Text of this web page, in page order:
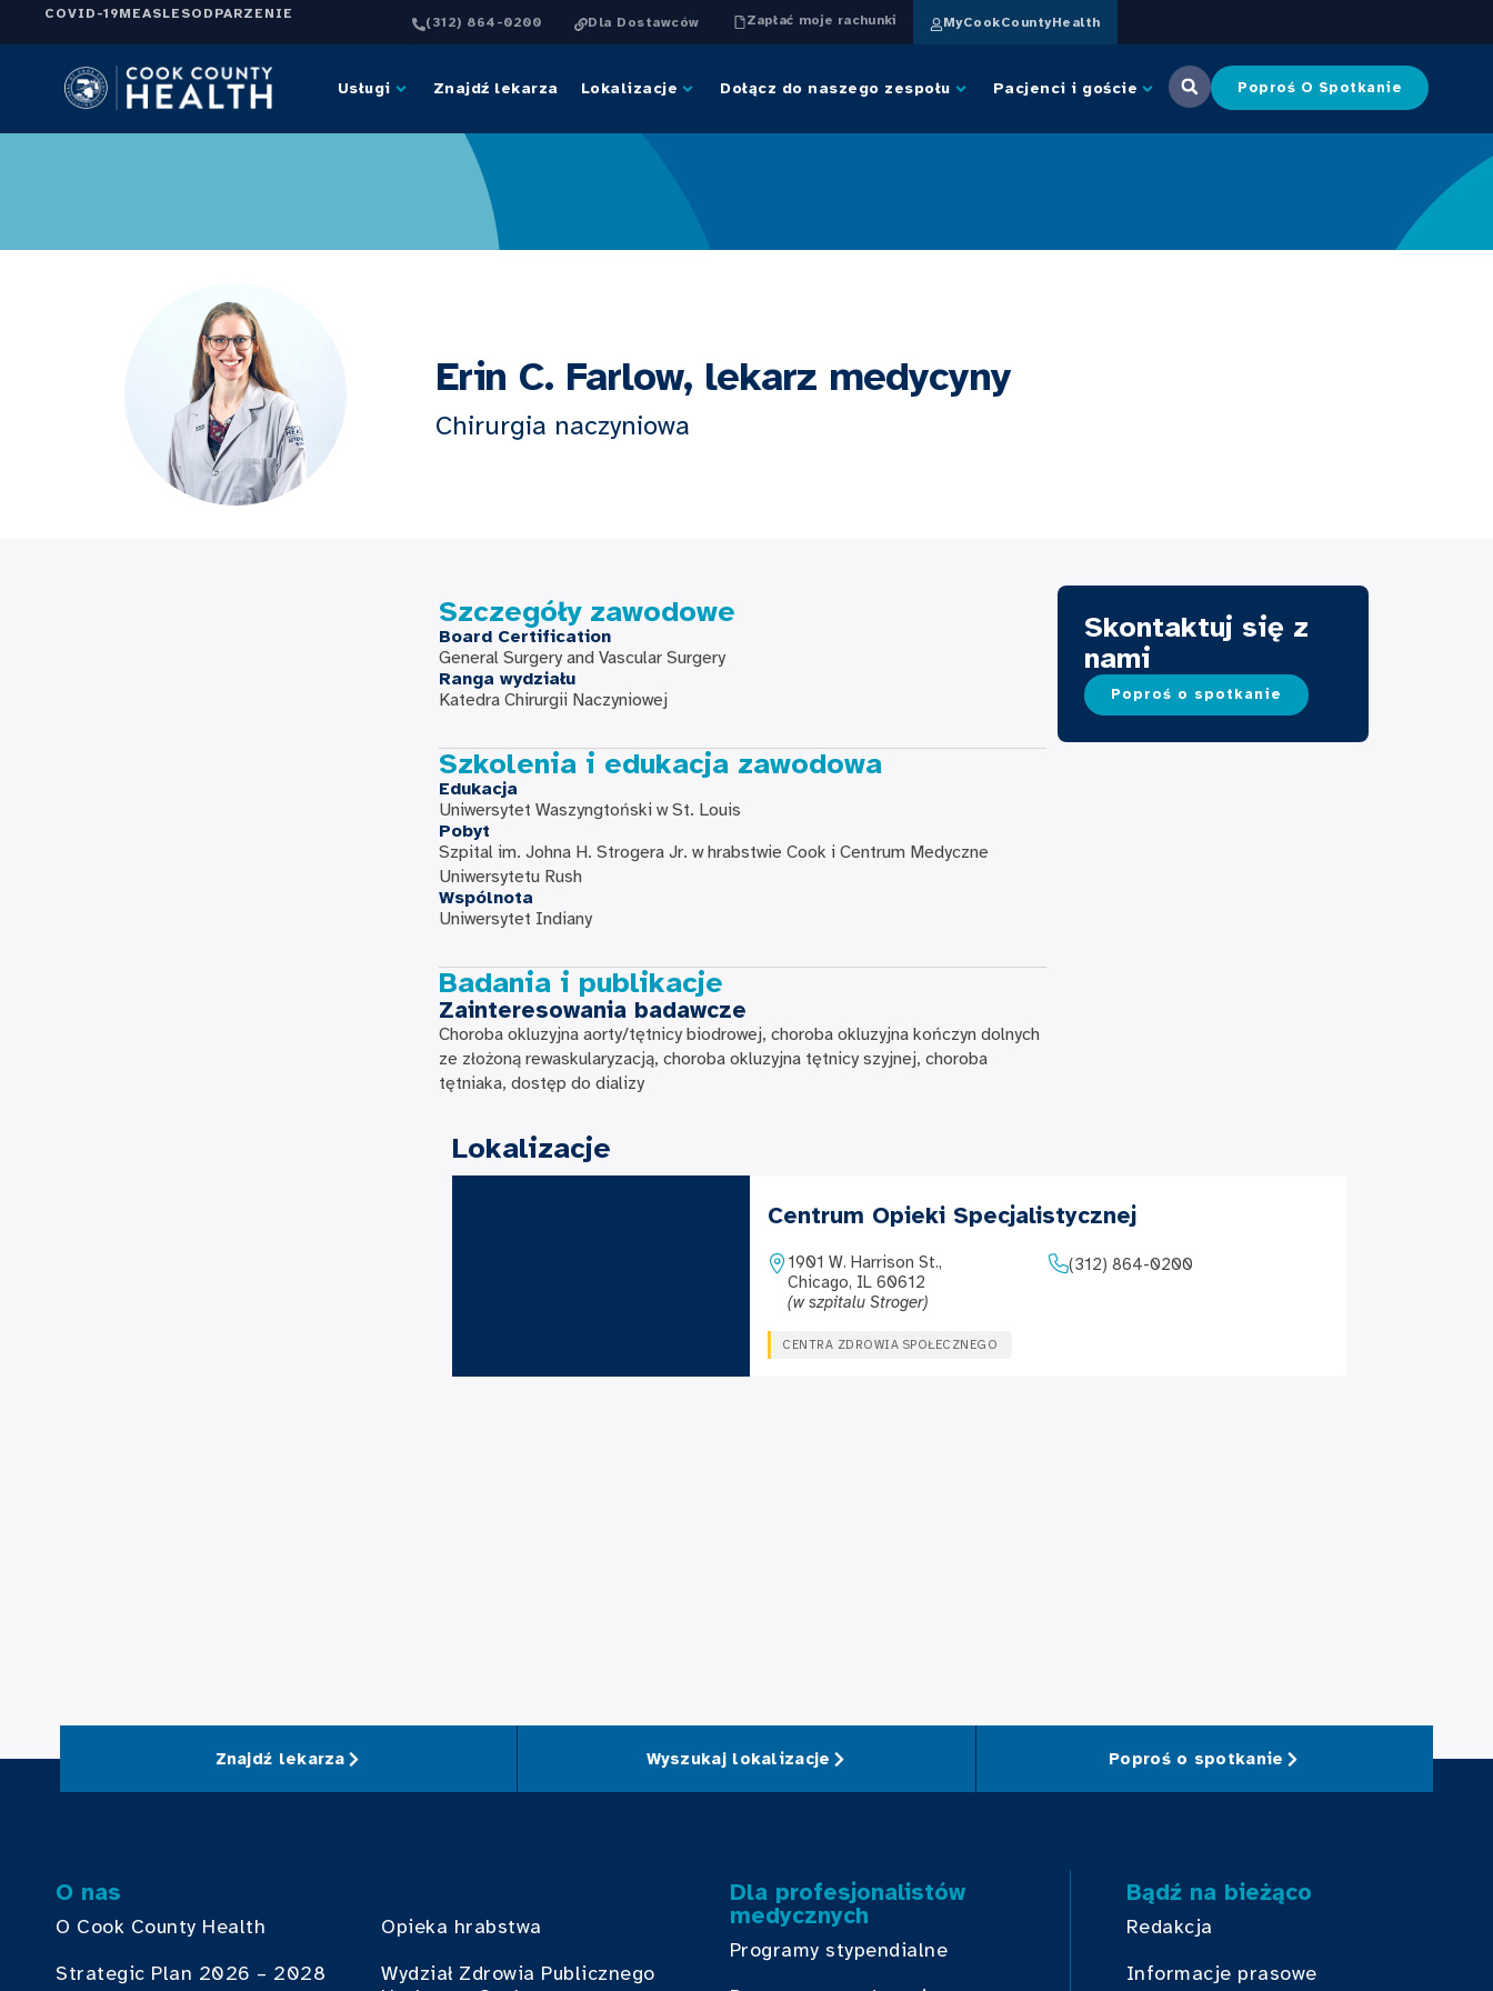
COVID-19MEASLESODPARZENIE
(312) 864-0200 Dla Dostawców Zapłać moje rachunki MyCookCountyHealth
Usługi Znajdź lekarza Lokalizacje Dołącz do naszego zespołu Pacjenci i goście Poproś O Spotkanie
Erin C. Farlow, lekarz medycyny
Chirurgia naczyniowa
Szczegóły zawodowe
Board Certification
General Surgery and Vascular Surgery
Ranga wydziału
Katedra Chirurgii Naczyniowej
Szkolenia i edukacja zawodowa
Edukacja
Uniwersytet Waszyngtoński w St. Louis
Pobyt
Szpital im. Johna H. Strogera Jr. w hrabstwie Cook i Centrum Medyczne
Uniwersytetu Rush
Wspólnota
Uniwersytet Indiany
Badania i publikacje
Zainteresowania badawcze
Choroba okluzyjna aorty/tętnicy biodrowej, choroba okluzyjna kończyn dolnych
ze złożoną rewaskularyzacją, choroba okluzyjna tętnicy szyjnej, choroba
tętniaka, dostęp do dializy
Skontaktuj się z
nami
Poproś o spotkanie
Lokalizacje
Centrum Opieki Specjalistycznej
1901 W. Harrison St.,
Chicago, IL 60612
(w szpitalu Stroger)
(312) 864-0200
CENTRA ZDROWIA SPOŁECZNEGO
Znajdź lekarza Wyszukaj lokalizacje Poproś o spotkanie
O nas
O Cook County Health
Strategic Plan 2026 – 2028
Opieka hrabstwa
Wydział Zdrowia Publicznego
Dla profesjonalistów
medycznych
Programy stypendialne
Bądź na bieżąco
Redakcja
Informacje prasowe